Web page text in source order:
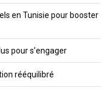
en Tunisie pour booster
pour s’engager
rééquilibré